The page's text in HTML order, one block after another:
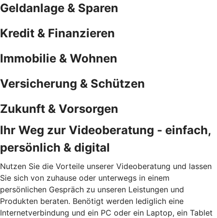
Geldanlage & Sparen
Kredit & Finanzieren
Immobilie & Wohnen
Versicherung & Schützen
Zukunft & Vorsorgen
Ihr Weg zur Videoberatung - einfach,
persönlich & digital
Nutzen Sie die Vorteile unserer Videoberatung und lassen
Sie sich von zuhause oder unterwegs in einem
persönlichen Gespräch zu unseren Leistungen und
Produkten beraten. Benötigt werden lediglich eine
Internetverbindung und ein PC oder ein Laptop, ein Tablet